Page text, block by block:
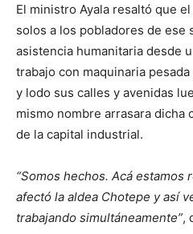
El ministro Ayala resaltó que
solos a los pobladores de ese
asistencia humanitaria desde
trabajo con maquinaria
y lodo sus calles y avenidas
mismo nombre arrasara dicha
de la capital industrial.
“Somos hechos. Acá estamos
afectó la aldea Chotepe y así
trabajando simultáneamente”,